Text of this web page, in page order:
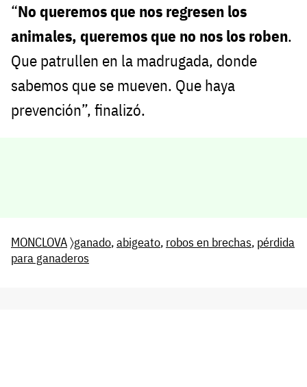
“No queremos que nos regresen los
animales, queremos que no nos los roben.
Que patrullen en la madrugada, donde
sabemos que se mueven. Que haya
prevención”, finalizó.
MONCLOVA〉ganado,abigeato, robos en brechas, pérdida
para ganaderos